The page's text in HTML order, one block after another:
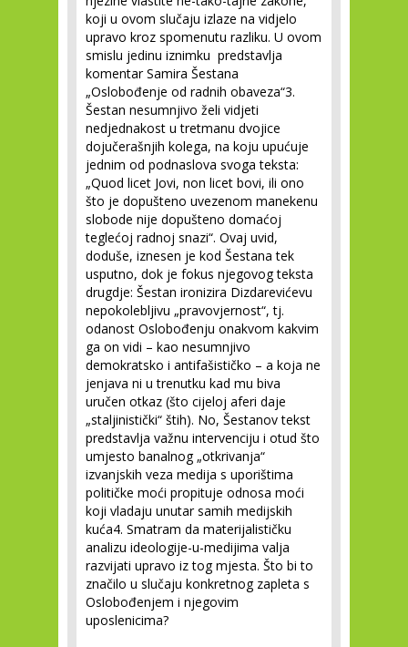
koji u ovom slučaju izlaze na vidjelo
upravo kroz spomenutu razliku. U ovom
smislu jedinu iznimku predstavlja
komentar Samira Šestana
„Oslobođenje od radnih obaveza“3.
Šestan nesumnjivo želi vidjeti
nedjednakost u tretmanu dvojice
dojučerašnjih kolega, na koju upućuje
jednim od podnaslova svoga teksta:
„Quod licet Jovi, non licet bovi, ili ono
što je dopušteno uvezenom manekenu
slobode nije dopušteno domaćoj
teglećoj radnoj snazi“. Ovaj uvid,
doduše, iznesen je kod Šestana tek
usputno, dok je fokus njegovog teksta
drugdje: Šestan ironizira Dizdarevićevu
nepokolebljivu „pravovjernost“, tj.
odanost Oslobođenju onakvom kakvim
ga on vidi – kao nesumnjivo
demokratsko i antifašističko – a koja ne
jenjava ni u trenutku kad mu biva
uručen otkaz (što cijeloj aferi daje
„staljinistički“ štih). No, Šestanov tekst
predstavlja važnu intervenciju i otud što
umjesto banalnog „otkrivanja“
izvanjskih veza medija s uporištima
političke moći propituje odnosa moći
koji vladaju unutar samih medijskih
kuća4. Smatram da materijalističku
analizu ideologije-u-medijima valja
razvijati upravo iz tog mjesta. Što bi to
značilo u slučaju konkretnog zapleta s
Oslobođenjem i njegovim
uposlenicima?